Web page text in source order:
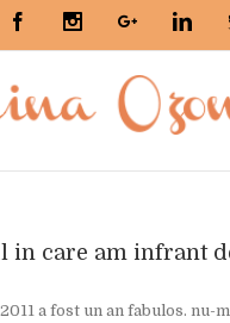
FacebookInstagramGoogle+
in care am infrant
a fost un an fabulos. nu-